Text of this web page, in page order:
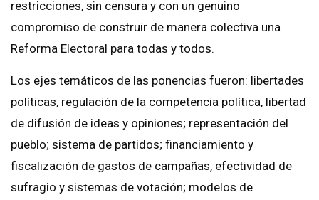
restricciones, sin censura y con un genuino
compromiso de construir de manera colectiva una
Reforma Electoral para todas y todos.
Los ejes temáticos de las ponencias fueron: libertades
políticas, regulación de la competencia política, libertad
de difusión de ideas y opiniones; representación del
pueblo; sistema de partidos; financiamiento y
fiscalización de gastos de campañas, efectividad de
sufragio y sistemas de votación; modelos de